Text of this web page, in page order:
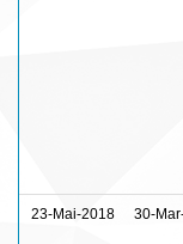
23-Mai-2018 30-